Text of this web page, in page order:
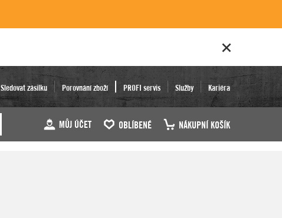
Sledovat zásilku Porovnání zboží PROFI servis Služby Kariéra
MŮJ ÚČET OBLÍBENÉ NÁKUPNÍ KOŠÍK